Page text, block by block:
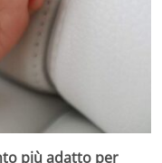
più adatto per